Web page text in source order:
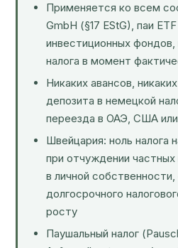
Применяется ко всем
GmbH (§17 EStG), паи
инвестиционных фондов,
налога в момент
Никаких авансов,
депозита в немецкой
переезда в ОАЭ, США
Швейцария: ноль налога
при отчуждении частных
в личной
долгосрочного
росту
Паушальный налог